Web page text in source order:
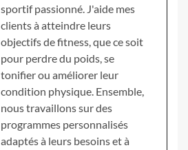
sportif passionné. J'aide mes
clients à atteindre leurs
objectifs de fitness, que ce soit
pour perdre du poids, se
tonifier ou améliorer leur
condition physique. Ensemble,
nous travaillons sur des
programmes personnalisés
adaptés à leurs besoins et à